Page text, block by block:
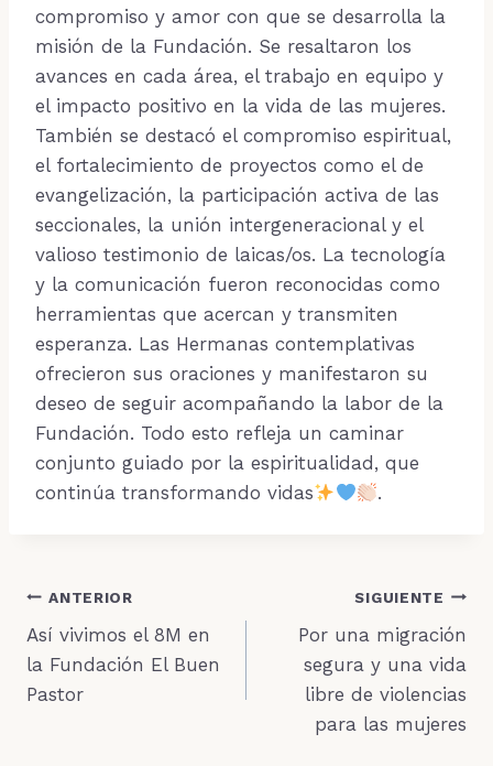
compromiso y amor con que se desarrolla la
misión de la Fundación. Se resaltaron los
avances en cada área, el trabajo en equipo y
el impacto positivo en la vida de las mujeres.
También se destacó el compromiso espiritual,
el fortalecimiento de proyectos como el de
evangelización, la participación activa de las
seccionales, la unión intergeneracional y el
valioso testimonio de laicas/os. La tecnología
y la comunicación fueron reconocidas como
herramientas que acercan y transmiten
esperanza. Las Hermanas contemplativas
ofrecieron sus oraciones y manifestaron su
deseo de seguir acompañando la labor de la
Fundación. Todo esto refleja un caminar
conjunto guiado por la espiritualidad, que
continúa transformando vidas
.
Navegación
de
entradas
ANTERIOR
Así vivimos el 8M en
la Fundación El Buen
Pastor
SIGUIENTE
Por una migración
segura y una vida
libre de violencias
para las mujeres